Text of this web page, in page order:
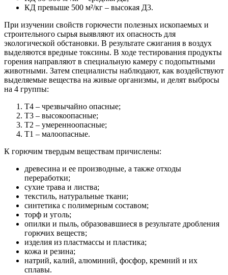
КД превыше 500 м²/кг – высокая Д3.
При изучении свойств горючести полезных ископаемых и
строительного сырья выявляют их опасность для
экологической обстановки. В результате сжигания в воздух
выделяются вредные токсины. В ходе тестирования продукты
горения направляют в специальную камеру с подопытными
животными. Затем специалисты наблюдают, как воздействуют
выделяемые вещества на живые организмы, и делят выбросы
на 4 группы:
Т4 – чрезвычайно опасные;
Т3 – высокоопасные;
Т2 – умеренноопасные;
Т1 – малоопасные.
К горючим твердым веществам причислены:
древесина и ее производные, а также отходы
переработки;
сухие трава и листва;
текстиль, натуральные ткани;
синтетика с полимерным составом;
торф и уголь;
опилки и пыль, образовавшиеся в результате дробления
горючих веществ;
изделия из пластмассы и пластика;
кожа и резина;
натрий, калий, алюминий, фосфор, кремний и их
сплавы.